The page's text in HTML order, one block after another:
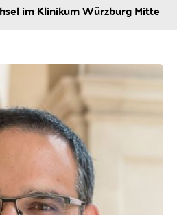
im Klinikum Würzburg Mitte